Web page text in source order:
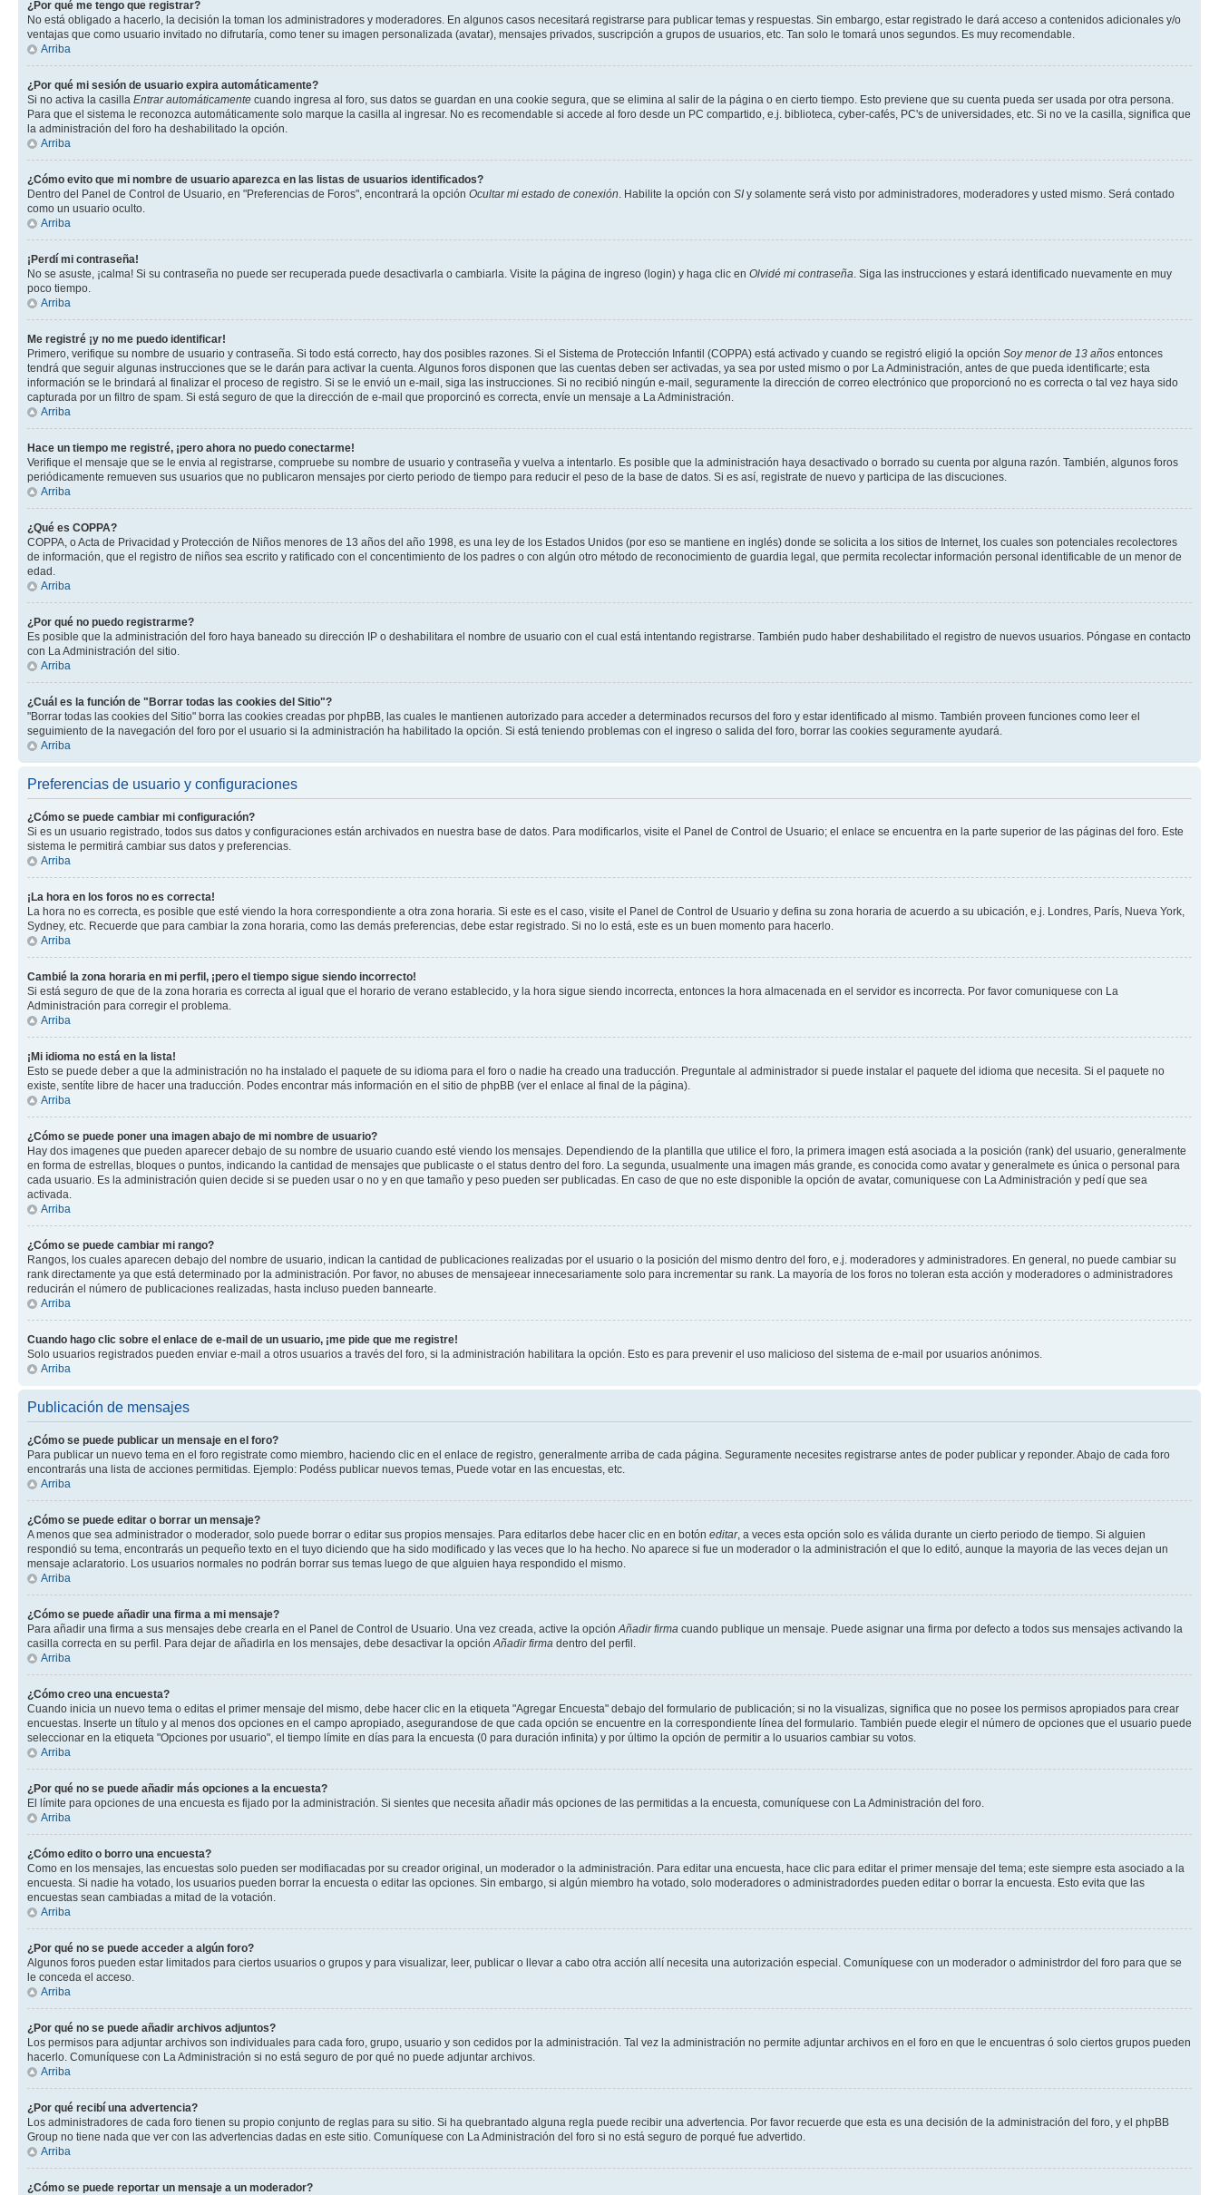
¿Por qué me tengo que registrar?
No está obligado a hacerlo, la decisión la toman los administradores y moderadores. En algunos casos necesitará registrarse para publicar temas y respuestas. Sin embargo, estar registrado le dará acceso a contenidos adicionales y/o
ventajas que como usuario invitado no difrutaría, como tener su imagen personalizada (avatar), mensajes privados, suscripción a grupos de usuarios, etc. Tan solo le tomará unos segundos. Es muy recomendable.
Arriba
¿Por qué mi sesión de usuario expira automáticamente?
Si no activa la casilla Entrar automáticamente cuando ingresa al foro, sus datos se guardan en una cookie segura, que se elimina al salir de la página o en cierto tiempo. Esto previene que su cuenta pueda ser usada por otra persona.
Para que el sistema le reconozca automáticamente solo marque la casilla al ingresar. No es recomendable si accede al foro desde un PC compartido, e.j. biblioteca, cyber-cafés, PC's de universidades, etc. Si no ve la casilla, significa que
la administración del foro ha deshabilitado la opción.
Arriba
¿Cómo evito que mi nombre de usuario aparezca en las listas de usuarios identificados?
Dentro del Panel de Control de Usuario, en "Preferencias de Foros", encontrará la opción Ocultar mi estado de conexión. Habilite la opción con SI y solamente será visto por administradores, moderadores y usted mismo. Será contado
como un usuario oculto.
Arriba
¡Perdí mi contraseña!
No se asuste, ¡calma! Si su contraseña no puede ser recuperada puede desactivarla o cambiarla. Visite la página de ingreso (login) y haga clic en Olvidé mi contraseña. Siga las instrucciones y estará identificado nuevamente en muy
poco tiempo.
Arriba
Me registré ¡y no me puedo identificar!
Primero, verifique su nombre de usuario y contraseña. Si todo está correcto, hay dos posibles razones. Si el Sistema de Protección Infantil (COPPA) está activado y cuando se registró eligió la opción Soy menor de 13 años entonces
tendrá que seguir algunas instrucciones que se le darán para activar la cuenta. Algunos foros disponen que las cuentas deben ser activadas, ya sea por usted mismo o por La Administración, antes de que pueda identificarte; esta
información se le brindará al finalizar el proceso de registro. Si se le envió un e-mail, siga las instrucciones. Si no recibió ningún e-mail, seguramente la dirección de correo electrónico que proporcionó no es correcta o tal vez haya sido
capturada por un filtro de spam. Si está seguro de que la dirección de e-mail que proporcinó es correcta, envíe un mensaje a La Administración.
Arriba
Hace un tiempo me registré, ¡pero ahora no puedo conectarme!
Verifique el mensaje que se le envia al registrarse, compruebe su nombre de usuario y contraseña y vuelva a intentarlo. Es posible que la administración haya desactivado o borrado su cuenta por alguna razón. También, algunos foros
periódicamente remueven sus usuarios que no publicaron mensajes por cierto periodo de tiempo para reducir el peso de la base de datos. Si es así, registrate de nuevo y participa de las discuciones.
Arriba
¿Qué es COPPA?
COPPA, o Acta de Privacidad y Protección de Niños menores de 13 años del año 1998, es una ley de los Estados Unidos (por eso se mantiene en inglés) donde se solicita a los sitios de Internet, los cuales son potenciales recolectores
de información, que el registro de niños sea escrito y ratificado con el concentimiento de los padres o con algún otro método de reconocimiento de guardia legal, que permita recolectar información personal identificable de un menor de
edad.
Arriba
¿Por qué no puedo registrarme?
Es posible que la administración del foro haya baneado su dirección IP o deshabilitara el nombre de usuario con el cual está intentando registrarse. También pudo haber deshabilitado el registro de nuevos usuarios. Póngase en contacto
con La Administración del sitio.
Arriba
¿Cuál es la función de "Borrar todas las cookies del Sitio"?
"Borrar todas las cookies del Sitio" borra las cookies creadas por phpBB, las cuales le mantienen autorizado para acceder a determinados recursos del foro y estar identificado al mismo. También proveen funciones como leer el
seguimiento de la navegación del foro por el usuario si la administración ha habilitado la opción. Si está teniendo problemas con el ingreso o salida del foro, borrar las cookies seguramente ayudará.
Arriba
Preferencias de usuario y configuraciones
¿Cómo se puede cambiar mi configuración?
Si es un usuario registrado, todos sus datos y configuraciones están archivados en nuestra base de datos. Para modificarlos, visite el Panel de Control de Usuario; el enlace se encuentra en la parte superior de las páginas del foro. Este
sistema le permitirá cambiar sus datos y preferencias.
Arriba
¡La hora en los foros no es correcta!
La hora no es correcta, es posible que esté viendo la hora correspondiente a otra zona horaria. Si este es el caso, visite el Panel de Control de Usuario y defina su zona horaria de acuerdo a su ubicación, e.j. Londres, París, Nueva York,
Sydney, etc. Recuerde que para cambiar la zona horaria, como las demás preferencias, debe estar registrado. Si no lo está, este es un buen momento para hacerlo.
Arriba
Cambié la zona horaria en mi perfil, ¡pero el tiempo sigue siendo incorrecto!
Si está seguro de que de la zona horaria es correcta al igual que el horario de verano establecido, y la hora sigue siendo incorrecta, entonces la hora almacenada en el servidor es incorrecta. Por favor comuniquese con La
Administración para corregir el problema.
Arriba
¡Mi idioma no está en la lista!
Esto se puede deber a que la administración no ha instalado el paquete de su idioma para el foro o nadie ha creado una traducción. Preguntale al administrador si puede instalar el paquete del idioma que necesita. Si el paquete no
existe, sentíte libre de hacer una traducción. Podes encontrar más información en el sitio de phpBB (ver el enlace al final de la página).
Arriba
¿Cómo se puede poner una imagen abajo de mi nombre de usuario?
Hay dos imagenes que pueden aparecer debajo de su nombre de usuario cuando esté viendo los mensajes. Dependiendo de la plantilla que utilice el foro, la primera imagen está asociada a la posición (rank) del usuario, generalmente
en forma de estrellas, bloques o puntos, indicando la cantidad de mensajes que publicaste o el status dentro del foro. La segunda, usualmente una imagen más grande, es conocida como avatar y generalmete es única o personal para
cada usuario. Es la administración quien decide si se pueden usar o no y en que tamaño y peso pueden ser publicadas. En caso de que no este disponible la opción de avatar, comuniquese con La Administración y pedí que sea
activada.
Arriba
¿Cómo se puede cambiar mi rango?
Rangos, los cuales aparecen debajo del nombre de usuario, indican la cantidad de publicaciones realizadas por el usuario o la posición del mismo dentro del foro, e.j. moderadores y administradores. En general, no puede cambiar su
rank directamente ya que está determinado por la administración. Por favor, no abuses de mensajeear innecesariamente solo para incrementar su rank. La mayoría de los foros no toleran esta acción y moderadores o administradores
reducirán el número de publicaciones realizadas, hasta incluso pueden bannearte.
Arriba
Cuando hago clic sobre el enlace de e-mail de un usuario, ¡me pide que me registre!
Solo usuarios registrados pueden enviar e-mail a otros usuarios a través del foro, si la administración habilitara la opción. Esto es para prevenir el uso malicioso del sistema de e-mail por usuarios anónimos.
Arriba
Publicación de mensajes
¿Cómo se puede publicar un mensaje en el foro?
Para publicar un nuevo tema en el foro registrate como miembro, haciendo clic en el enlace de registro, generalmente arriba de cada página. Seguramente necesites registrarse antes de poder publicar y reponder. Abajo de cada foro
encontrarás una lista de acciones permitidas. Ejemplo: Podéss publicar nuevos temas, Puede votar en las encuestas, etc.
Arriba
¿Cómo se puede editar o borrar un mensaje?
A menos que sea administrador o moderador, solo puede borrar o editar sus propios mensajes. Para editarlos debe hacer clic en en botón editar, a veces esta opción solo es válida durante un cierto periodo de tiempo. Si alguien
respondió su tema, encontrarás un pequeño texto en el tuyo diciendo que ha sido modificado y las veces que lo ha hecho. No aparece si fue un moderador o la administración el que lo editó, aunque la mayoria de las veces dejan un
mensaje aclaratorio. Los usuarios normales no podrán borrar sus temas luego de que alguien haya respondido el mismo.
Arriba
¿Cómo se puede añadir una firma a mi mensaje?
Para añadir una firma a sus mensajes debe crearla en el Panel de Control de Usuario. Una vez creada, active la opciónAñadir firma cuando publique un mensaje. Puede asignar una firma por defecto a todos sus mensajes activando la
casilla correcta en su perfil. Para dejar de añadirla en los mensajes, debe desactivar la opciónAñadir firma dentro del perfil.
Arriba
¿Cómo creo una encuesta?
Cuando inicia un nuevo tema o editas el primer mensaje del mismo, debe hacer clic en la etiqueta "Agregar Encuesta" debajo del formulario de publicación; si no la visualizas, significa que no posee los permisos apropiados para crear
encuestas. Inserte un título y al menos dos opciones en el campo apropiado, asegurandose de que cada opción se encuentre en la correspondiente línea del formulario. También puede elegir el número de opciones que el usuario puede
seleccionar en la etiqueta "Opciones por usuario", el tiempo límite en días para la encuesta (0 para duración infinita) y por último la opción de permitir a lo usuarios cambiar su votos.
Arriba
¿Por qué no se puede añadir más opciones a la encuesta?
El límite para opciones de una encuesta es fijado por la administración. Si sientes que necesita añadir más opciones de las permitidas a la encuesta, comuníquese con La Administración del foro.
Arriba
¿Cómo edito o borro una encuesta?
Como en los mensajes, las encuestas solo pueden ser modifiacadas por su creador original, un moderador o la administración. Para editar una encuesta, hace clic para editar el primer mensaje del tema; este siempre esta asociado a la
encuesta. Si nadie ha votado, los usuarios pueden borrar la encuesta o editar las opciones. Sin embargo, si algún miembro ha votado, solo moderadores o administradordes pueden editar o borrar la encuesta. Esto evita que las
encuestas sean cambiadas a mitad de la votación.
Arriba
¿Por qué no se puede acceder a algún foro?
Algunos foros pueden estar limitados para ciertos usuarios o grupos y para visualizar, leer, publicar o llevar a cabo otra acción allí necesita una autorización especial. Comuníquese con un moderador o administrdor del foro para que se
le conceda el acceso.
Arriba
¿Por qué no se puede añadir archivos adjuntos?
Los permisos para adjuntar archivos son individuales para cada foro, grupo, usuario y son cedidos por la administración. Tal vez la administración no permite adjuntar archivos en el foro en que le encuentras ó solo ciertos grupos pueden
hacerlo. Comuníquese con La Administración si no está seguro de por qué no puede adjuntar archivos.
Arriba
¿Por qué recibí una advertencia?
Los administradores de cada foro tienen su propio conjunto de reglas para su sitio. Si ha quebrantado alguna regla puede recibir una advertencia. Por favor recuerde que esta es una decisión de la administración del foro, y el phpBB
Group no tiene nada que ver con las advertencias dadas en este sitio. Comuníquese con La Administración del foro si no está seguro de porqué fue advertido.
Arriba
¿Cómo se puede reportar un mensaje a un moderador?